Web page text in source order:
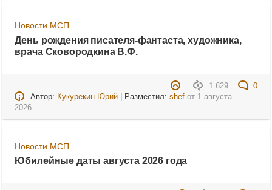
Новости МСП
День рождения писателя-фантаста, художника,
врача Сковородкина В.Ф.
1 629
0
Автор: Кукурекин Юрий| Разместил: shefот 1 августа
2026
Новости МСП
Юбилейные даты августа 2026 года